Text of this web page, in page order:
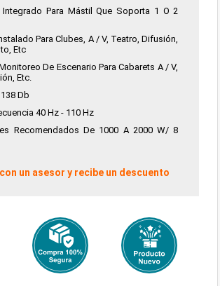
Integrado Para Mástil Que Soporta 1 O 2
Para Clubes, A / V, Teatro, Difusión,
Etc
De Escenario Para Cabarets A / V,
Etc.
Db
40 Hz - 110 Hz
Recomendados De 1000 A 2000 W/ 8
un asesor y recibe un descuento